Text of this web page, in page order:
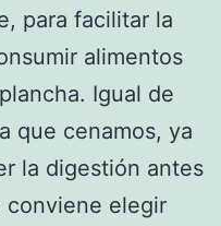
para facilitar la
alimentos
Igual de
que cenamos, ya
la digestión antes
conviene elegir